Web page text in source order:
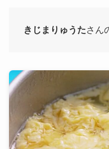
きじまりゅうたさん